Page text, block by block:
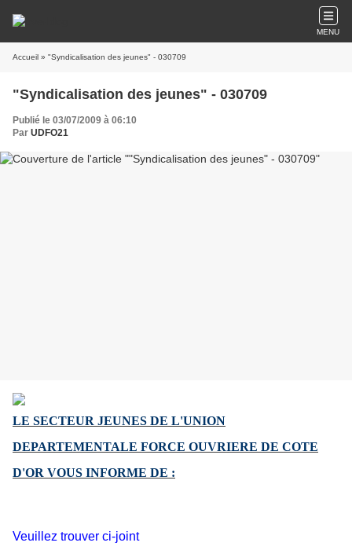
MENU
Accueil » "Syndicalisation des jeunes" - 030709
"Syndicalisation des jeunes" - 030709
Publié le 03/07/2009 à 06:10
Par UDFO21
LE SECTEUR JEUNES DE L'UNION
DEPARTEMENTALE FORCE OUVRIERE DE COTE
D'OR VOUS INFORME DE :
Veuillez trouver ci-joint